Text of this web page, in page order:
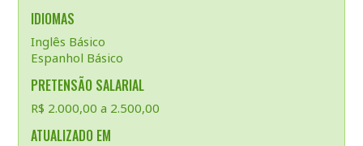
IDIOMAS
Inglês Básico
Espanhol Básico
PRETENSÃO SALARIAL
R$ 2.000,00 a 2.500,00
ATUALIZADO EM